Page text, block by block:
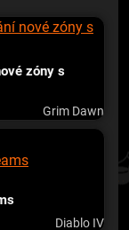
zóny s
Grim Dawn
Diablo IV